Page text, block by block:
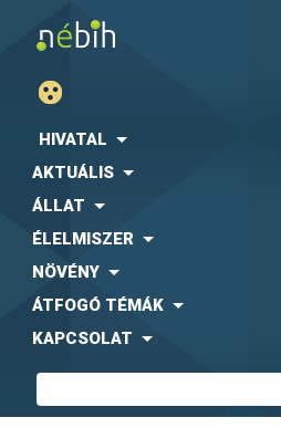
HIVATAL
AKTUÁLIS
ÁLLAT
ÉLELMISZER
NÖVÉNY
ÁTFOGÓ TÉMÁK
KAPCSOLAT